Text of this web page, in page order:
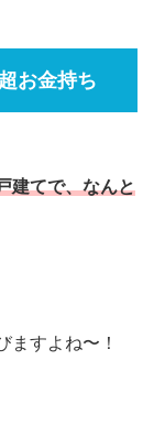
お金持ち
建てで、なんと
ますよね〜！